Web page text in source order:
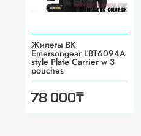
Жилеты BK
Emersongear LBT6094A
style Plate Carrier w 3
pouches
78 000₸